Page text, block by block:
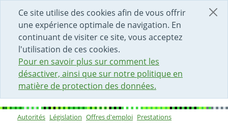
Ce site utilise des cookies afin de vous offrir
une expérience optimale de navigation. En
continuant de visiter ce site, vous acceptez
l'utilisation de ces cookies.
Pour en savoir plus sur comment les
désactiver, ainsi que sur notre politique en
matière de protection des données.
DÉBUT DU CONTENU DE LA PAGE
ACCÈS AU CHAMP DE RECHERCHE
PAGE D'ACCUEIL
FORMULAIRE DE CONTACT
Autorités Législation Offres d'emploi Prestations